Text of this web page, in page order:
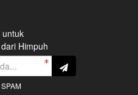
untuk
Himpuh